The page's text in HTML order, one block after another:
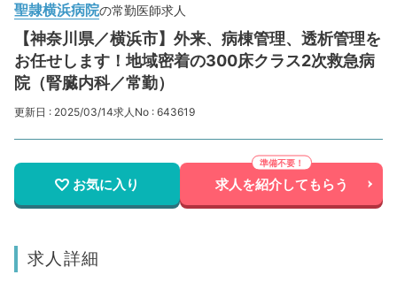
聖隷横浜病院の常勤医師求人
【神奈川県／横浜市】外来、病棟管理、透析管理を
お任せします！地域密着の300床クラス2次救急病
院（腎臓内科／常勤）
更新日 : 2025/03/14求人No : 643619
お気に入り 求人を紹介してもらう
求人詳細